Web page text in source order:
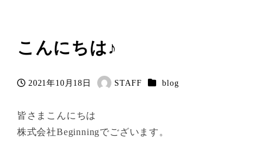
こんにちは♪
投稿日
2021年10月18日
著
STAFF カテゴリー
blog
皆さまこんにちは
株式会社Beginningでございます。